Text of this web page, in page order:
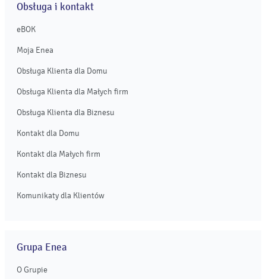
Obsługa i kontakt
eBOK
Moja Enea
Obsługa Klienta dla Domu
Obsługa Klienta dla Małych firm
Obsługa Klienta dla Biznesu
Kontakt dla Domu
Kontakt dla Małych firm
Kontakt dla Biznesu
Komunikaty dla Klientów
Grupa Enea
O Grupie